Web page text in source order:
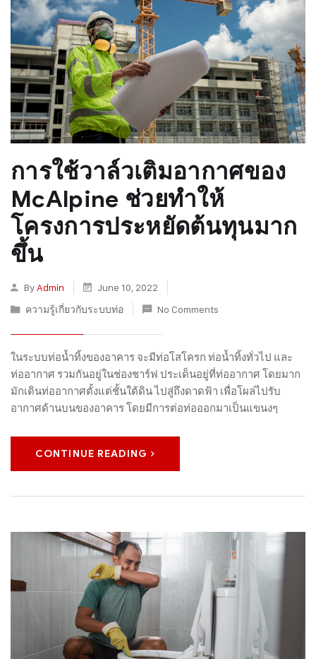
การใช้วาล์วเติมอากาศของ
McAlpine ช่วยทำให้
โครงการประหยัดต้นทุนมาก
ขึ้น
By Admin
June 10, 2022
ความรู้เกี่ยวกับระบบท่อ
No Comments
ในระบบท่อน้ำทิ้งของอาคาร จะมีท่อโสโครก ท่อน้ำทิ้งทั่วไป และ
ท่ออากาศ รวมกันอยู่ในช่องชาร์ฟ ประเด็นอยู่ที่ท่ออากาศ โดยมาก
มักเดินท่ออากาศตั้งแต่ชั้นใต้ดิน ไปสู่ถึงดาดฟ้า เพื่อโผล่ไปรับ
อากาศด้านบนของอาคาร โดยมีการต่อท่อออกมาเป็นแขนงๆ
CONTINUE READING